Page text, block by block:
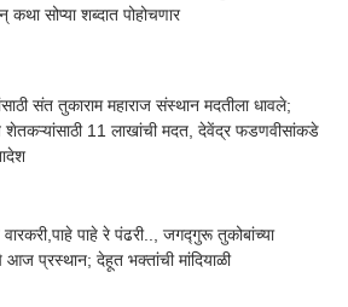
सोप्या शब्दात पोहोचणार
संत तुकाराम महाराज संस्थान मदतीला धावले;
शेतकऱ्यांसाठी 11 लाखांची मदत, देवेंद्र फडणवीसांकडे
वारकरी,पाहे पाहे रे पंढरी.., जगद्गुरू तुकोबांच्या
आज प्रस्थान; देहूत भक्तांची मांदियाळी